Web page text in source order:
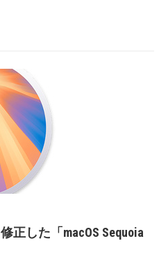
正した「macOS Sequoia